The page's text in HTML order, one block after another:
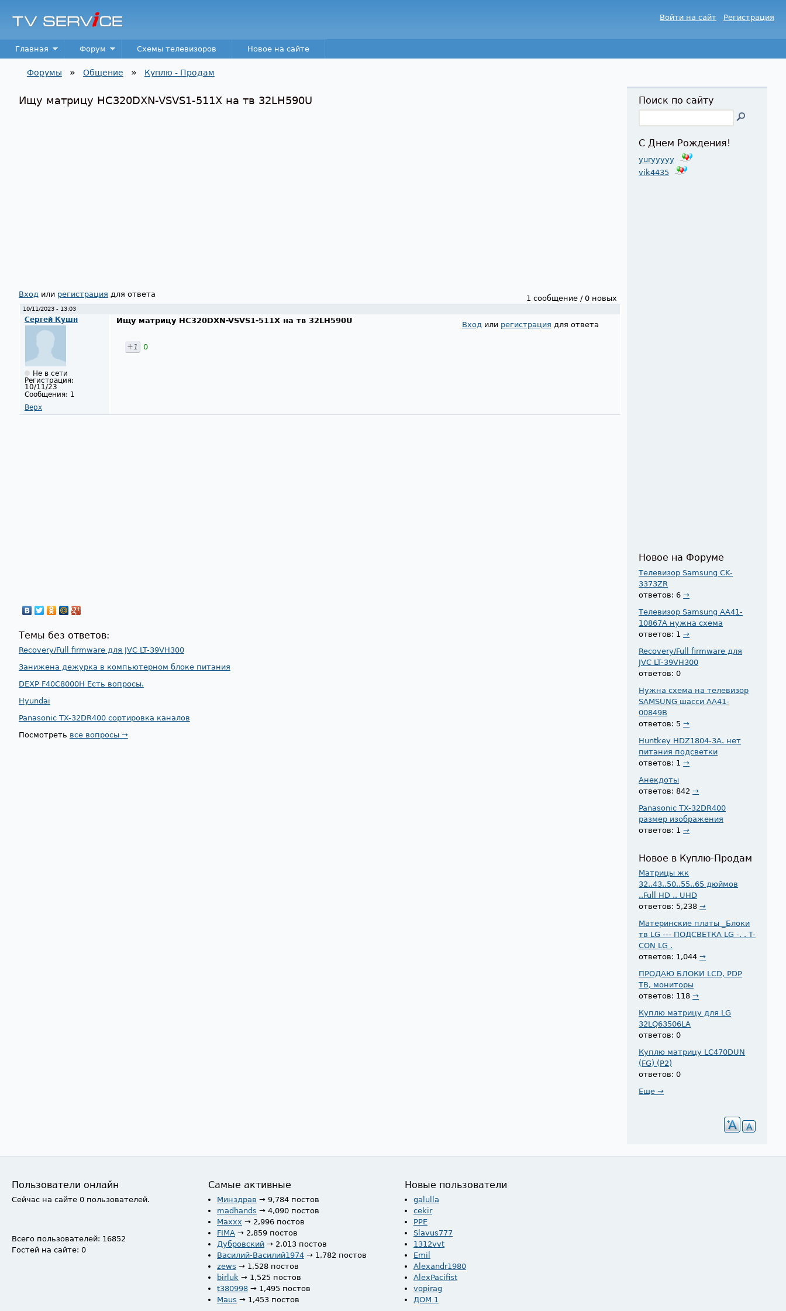
TV
Service
Войти на сайт Регистрация
Main menu
Главная Форум Схемы телевизоров Новое на сайте
Форумы » Общение » Куплю - Продам
Ищу матрицу HC320DXN-VSVS1-511X на тв 32LH590U
1 сообщение / 0 новых
Входили регистрация для ответа
10/11/2023 - 13:03
Сергей Кушн
Не в сети
Регистрация:
10/11/23
Сообщения: 1
Верх
Входили регистрация для ответа
Ищу матрицу HC320DXN-VSVS1-511X на тв 32LH590U
+1 0
Темы без ответов:
Recovery/Full firmware для JVC LT-39VH300
Занижена дежурка в компьютерном блоке питания
DEXP F40C8000H Есть вопросы.
Hyundai
Panasonic TX-32DR400 сортировка каналов
Посмотреть все вопросы →
Поиск по сайту
С Днем Рождения!
yuryyyyy
vik4435
Новое на Форуме
Телевизор Samsung CK-
3373ZR
ответов: 6→
Телевизор Samsung AA41-
10867A нужна схема
ответов: 1→
Recovery/Full firmware для
JVC LT-39VH300
ответов: 0
Нужна схема на телевизор
SAMSUNG шасси AA41-
00849B
ответов: 5→
Huntkey HDZ1804-3A. нет
питания подсветки
ответов: 1→
Анекдоты
ответов: 842→
Panasonic TX-32DR400
размер изображения
ответов: 1→
Новое в Куплю-Продам
Матрицы жк
32..43..50..55..65 дюймов
..Full HD .. UHD
ответов: 5,238→
Материнские платы _Блоки
тв LG --- ПОДСВЕТКА LG -. . T-
CON LG .
ответов: 1,044→
ПРОДАЮ БЛОКИ LCD, PDP
ТВ, мониторы
ответов: 118→
Куплю матрицу для LG
32LQ63506LA
ответов: 0
Куплю матрицу LC470DUN
(FG) (P2)
ответов: 0
Еще →
Пользователи онлайн
Сейчас на сайте 0 пользователей.
Всего пользователей: 16852
Гостей на сайте: 0
Самые активные
Минздрав → 9,784 постов
madhands → 4,090 постов
Maxxx → 2,996 постов
FIMA → 2,859 постов
Дубровский → 2,013 постов
Василий-Василий1974 → 1,782 постов
zews → 1,528 постов
birluk → 1,525 постов
t380998 → 1,495 постов
Maus → 1,453 постов
Новые пользователи
galulla
cekir
PPE
Slavus777
1312vvt
Emil
Alexandr1980
AlexPacifist
vopirag
ДОМ 1